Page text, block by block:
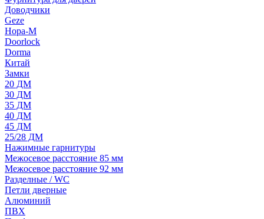
Доводчики
Geze
Нора-М
Doorlock
Dorma
Китай
Замки
20 ДМ
30 ДМ
35 ДМ
40 ДМ
45 ДМ
25/28 ДМ
Нажимные гарнитуры
Межосевое расстояние 85 мм
Межосевое расстояние 92 мм
Разделные / WC
Петли дверные
Алюминий
ПВХ